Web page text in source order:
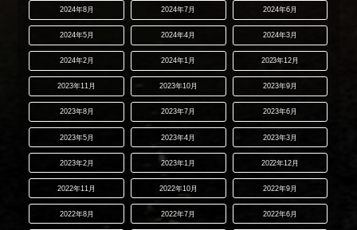
2024年8月 2024年7月 2024年6月
2024年5月 2024年4月 2024年3月
2024年2月 2024年1月 2023年12月
2023年11月 2023年10月 2023年9月
2023年8月 2023年7月 2023年6月
2023年5月 2023年4月 2023年3月
2023年2月 2023年1月 2022年12月
2022年11月 2022年10月 2022年9月
2022年8月 2022年7月 2022年6月